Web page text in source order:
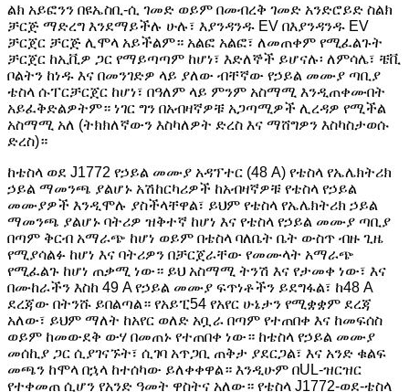
ልክ አይፎንን በዩኤስቢ-ሲ ገመድ ወይም በመብረቅ ገመድ አንድሮይድ ስልክ
ቻርጅ ማድረግ እንደማይችሉ ሁሉ፣ እያንዳንዱ EV በእያንዳንዱ EV
ቻርጀር ቻርጅ ሊሞላ አይችልም። አልፎ አልፎ፣ ለመጠቀም የሚፈልጉት
ቻርጀር ከኢቪዎ ጋር የማይጣጣም ከሆነ፣ እድለኞች ይሆናሉ፡ ለምሳሌ፣ ቼቪ
ቦልትን ከነዱ እና በመንገድዎ ላይ ያለው ብቸኛው የኃይል መሙያ ጣቢያ
ቴስላ ሱፐርቻርጀር ከሆነ፣ በዓለም ላይ ምንም አስማሚ እንዲጠቀሙበት
አይፈቅድልዎትም። ነገር ግን በአብዛኛዎቹ አጋጣሚዎች ሊረዳዎ የሚችል
አስማሚ አለ (ትክክለኛውን እስካለዎት ድረስ እና ማሸግዎን እስካስታወሱ
ድረስ)።
ከቴስላ ወደ J1772 የኃይል መሙያ አዳፕተር (48 A) የቴስላ የኤሌክትሪክ
ኃይል ማመንጫ ያልሆኑ አሽከርካሪዎች ከአብዛኛዎቹ የቴስላ የኃይል
መሙያዎች እንዲሞሉ ያስችላቸዋል፣ ይህም የቴስላ የኤሌክትሪክ ኃይል
ማመንጫ ያልሆኑ ባትሪዎ ዝቅተኛ ከሆነ እና የቴስላ የኃይል መሙያ ጣቢያ
በጣም ቅርብ አማራጭ ከሆነ ወይም በቴስላ ባለቤት ቤት ውስጥ ብዙ ጊዜ
የሚያሳልፉ ከሆነ እና ባትሪዎን በቻርጀራቸው የመሙላት አማራጭ
የሚፈልጉ ከሆነ ጠቃሚ ነው። ይህ አስማሚ ትንሽ እና የታመቀ ነው፣ እና
በሙከራችን እስከ 49 A የኃይል መሙያ ፍጥነቶችን ይደግፋል፣ ከ48 A
ደረጃው በትንሹ ይበልጣል። የአይፒ54 የአየር ሁኔታን የሚቋቋም ደረጃ
አለው፣ ይህም ማለት ከአየር ወለድ አቧራ በጣም የተጠበቀ እና ከመፍሰስ
ወይም ከመውደቅ ውሃ በመጠኑ የተጠበቀ ነው። ከቴስላ የኃይል መሙያ
መሰኪያ ጋር ሲያገናኙት፣ ሲገባ አጥጋቢ ጠቅታ ያደርጋል፣ እና አንድ ቁልፍ
መጫን ከሞላ በኋላ ከተሰካው ይለቀቀዋል። እንዲሁም በUL-ዝርዝር
የተቀመጠ ሲሆን የአንድ ዓመት ዋስትና አለው። የቴስላ J1772-ወደ-ቴስላ